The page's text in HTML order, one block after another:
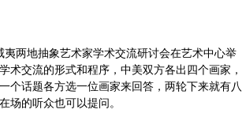
夷两地抽象艺术家学术交流研讨会在艺术中心举
术交流的形式和程序，中美双方各出四个画家，
个话题各方选一位画家来回答，两轮下来就有八
场的听众也可以提问。